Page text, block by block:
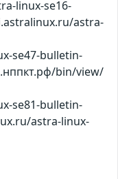
linux-se16-
astra-
se47-bulletin-
bin/view/
se81-bulletin-
astra-linux-